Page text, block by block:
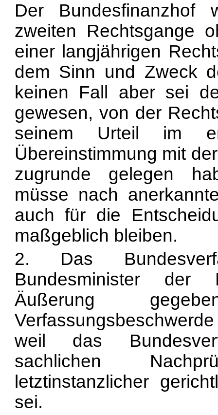
Der
zweiten Rechtsgange
einer langjährigen
dem Sinn und Zweck
keinen Fall aber sei
gewesen, von der
seinem Urteil im
Übereinstimmung mit
zugrunde gelegen
müsse nach
auch für die
maßgeblich bleiben.
2. Das
Bundesminister der
Äußerung
weil das
sachlichen
letztinstanzlicher
sei.